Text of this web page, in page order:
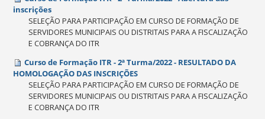
inscrições
SELEÇÃO PARA PARTICIPAÇÃO EM CURSO DE FORMAÇÃO DE
SERVIDORES MUNICIPAIS OU DISTRITAIS PARA A FISCALIZAÇÃO
E COBRANÇA DO ITR
Curso de Formação ITR - 2ª Turma/2022 - RESULTADO DA
HOMOLOGAÇÃO DAS INSCRIÇÕES
SELEÇÃO PARA PARTICIPAÇÃO EM CURSO DE FORMAÇÃO DE
SERVIDORES MUNICIPAIS OU DISTRITAIS PARA A FISCALIZAÇÃO
E COBRANÇA DO ITR